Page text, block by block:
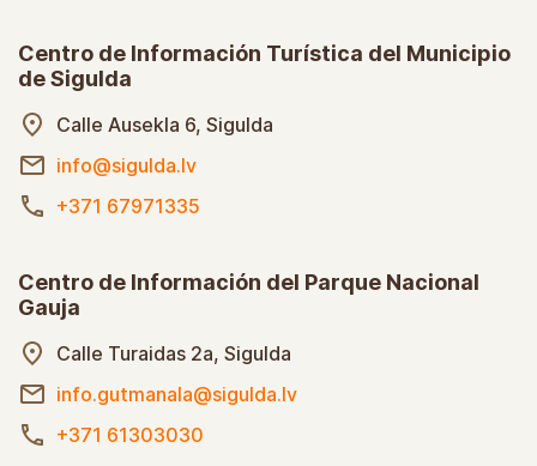
Centro de Información Turística del Municipio
de Sigulda
Calle Ausekla 6, Sigulda
info@sigulda.lv
+371 67971335
Centro de Información del Parque Nacional
Gauja
Calle Turaidas 2a, Sigulda
info.gutmanala@sigulda.lv
+371 61303030